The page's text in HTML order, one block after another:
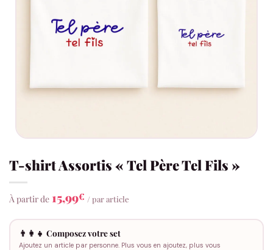
T-shirt Assortis « Tel Père Tel Fils »
À partir de 15,99€ / par article
👨‍👩‍👧 Composez votre set
Ajoutez un article par personne. Plus vous en ajoutez, plus vous